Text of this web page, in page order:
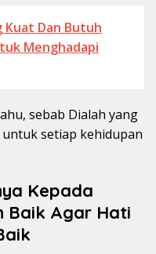
Kuat Dan Butuh
Menghadapi
sebab Dialah yang
setiap kehidupan
Kepada
Baik Agar Hati